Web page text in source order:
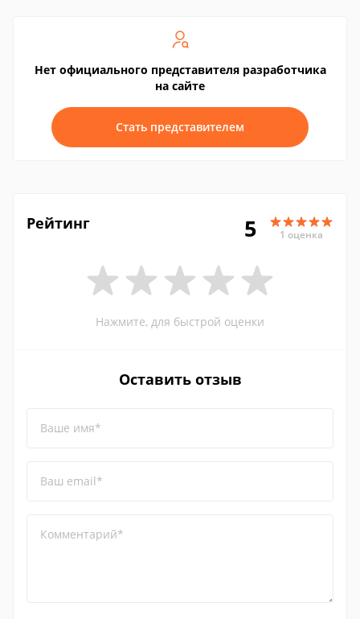
Нет официального представителя разработчика
на сайте
Стать представителем
Рейтинг 5 1 оценка
Нажмите, для быстрой оценки
Оставить отзыв
Ваше имя*
Ваш email*
Комментарий*